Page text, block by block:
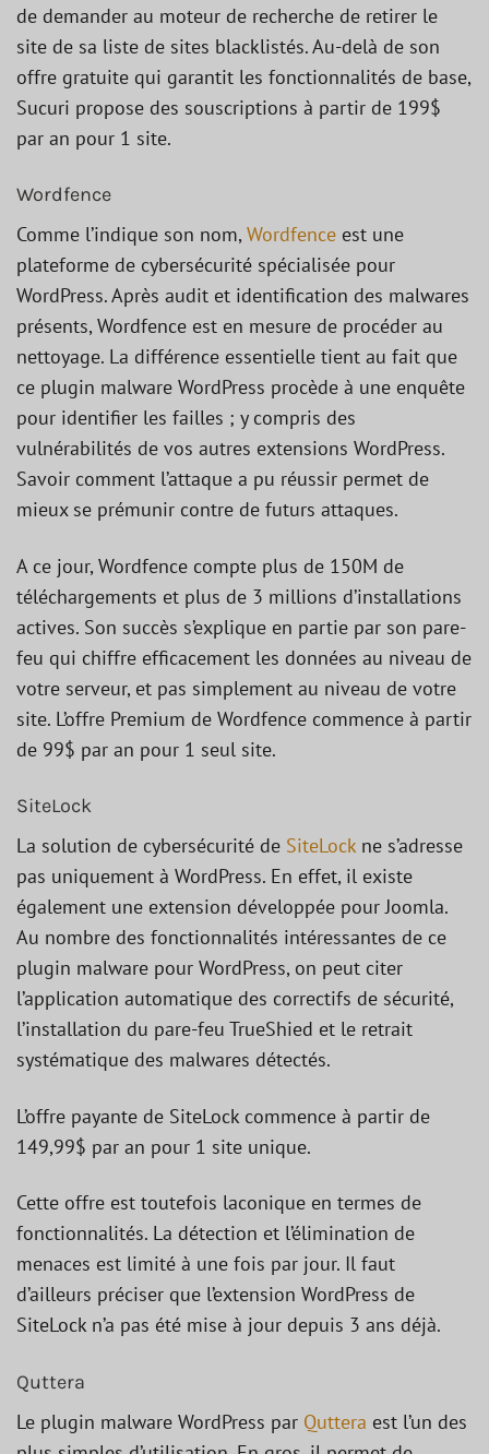
de demander au moteur de recherche de retirer le
site de sa liste de sites blacklistés. Au-delà de son
offre gratuite qui garantit les fonctionnalités de base,
Sucuri propose des souscriptions à partir de 199$
par an pour 1 site.
Wordfence
Comme l’indique son nom, Wordfence est une
plateforme de cybersécurité spécialisée pour
WordPress. Après audit et identification des malwares
présents, Wordfence est en mesure de procéder au
nettoyage. La différence essentielle tient au fait que
ce plugin malware WordPress procède à une enquête
pour identifier les failles ; y compris des
vulnérabilités de vos autres extensions WordPress.
Savoir comment l’attaque a pu réussir permet de
mieux se prémunir contre de futurs attaques.
A ce jour, Wordfence compte plus de 150M de
téléchargements et plus de 3 millions d’installations
actives. Son succès s’explique en partie par son pare-
feu qui chiffre efficacement les données au niveau de
votre serveur, et pas simplement au niveau de votre
site. L’offre Premium de Wordfence commence à partir
de 99$ par an pour 1 seul site.
SiteLock
La solution de cybersécurité de SiteLockne s’adresse
pas uniquement à WordPress. En effet, il existe
également une extension développée pour Joomla.
Au nombre des fonctionnalités intéressantes de ce
plugin malware pour WordPress, on peut citer
l’application automatique des correctifs de sécurité,
l’installation du pare-feu TrueShied et le retrait
systématique des malwares détectés.
L’offre payante de SiteLock commence à partir de
149,99$ par an pour 1 site unique.
Cette offre est toutefois laconique en termes de
fonctionnalités. La détection et l’élimination de
menaces est limité à une fois par jour. Il faut
d’ailleurs préciser que l’extension WordPress de
SiteLock n’a pas été mise à jour depuis 3 ans déjà.
Quttera
Le plugin malware WordPress par Quttera est l’un des